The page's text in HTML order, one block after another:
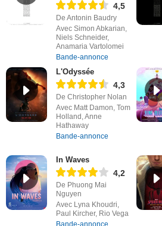
4,5
De Antonin Baudry
Avec Simon Abkarian,
Niels Schneider,
Anamaria Vartolomei
Bande-annonce
L'Odyssée
4,3
De Christopher Nolan
Avec Matt Damon, Tom
Holland, Anne
Hathaway
Bande-annonce
In Waves
4,2
De Phuong Mai
Nguyen
Avec Lyna Khoudri,
Paul Kircher, Rio Vega
Bande-annonce